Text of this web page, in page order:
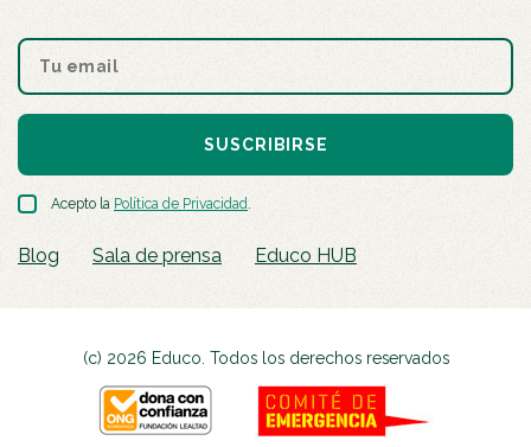
SUSCRIBIRSE
Acepto la Política de Privacidad
Blog Sala de prensa Educo HUB
(c) 2026 Educo. Todos los derechos reservados